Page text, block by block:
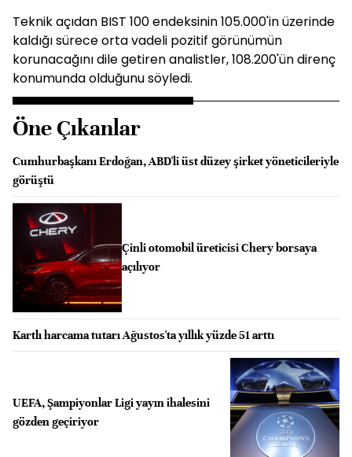
Teknik açıdan BIST 100 endeksinin 105.000'in üzerinde
kaldığı sürece orta vadeli pozitif görünümün
korunacağını dile getiren analistler, 108.200'ün direnç
konumunda olduğunu söyledi.
Öne Çıkanlar
Cumhurbaşkanı Erdoğan, ABD'li üst düzey şirket yöneticileriyle
görüştü
Çinli otomobil üreticisi Chery borsaya
açılıyor
Kartlı harcama tutarı Ağustos'ta yıllık yüzde 51 arttı
UEFA, Şampiyonlar Ligi yayın ihalesini
gözden geçiriyor